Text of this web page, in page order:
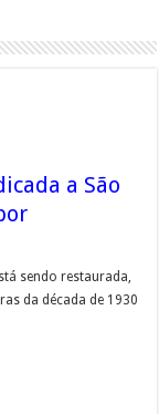
a São
sendo restaurada,
da década de 1930